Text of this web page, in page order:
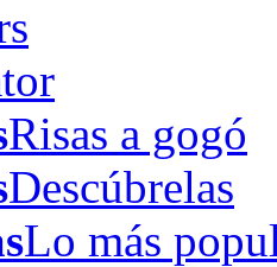
Risas a gogó
Descúbrelas
Lo más